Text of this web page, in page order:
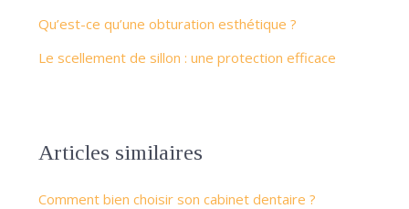
Qu’est-ce qu’une obturation esthétique ?
Le scellement de sillon : une protection efficace
Articles similaires
Comment bien choisir son cabinet dentaire ?